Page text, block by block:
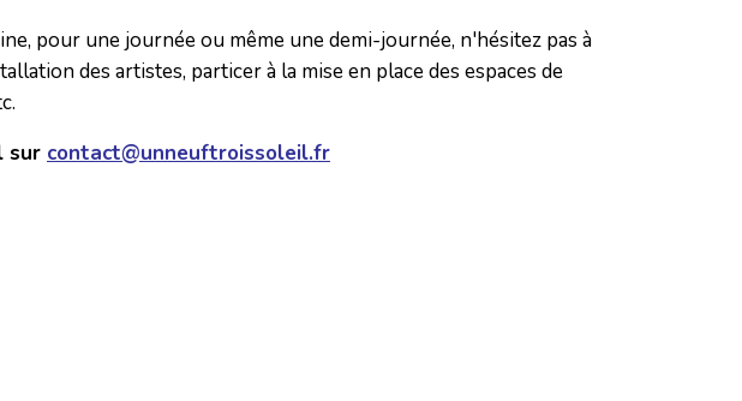
pour une journée ou même une demi-journée, n'hésitez pas à
des artistes, particer à la mise en place des espaces de
sur contact@unneuftroissoleil.fr